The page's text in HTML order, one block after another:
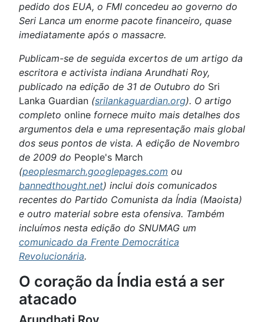
pedido dos EUA, o FMI concedeu ao governo do
Seri Lanca um enorme pacote financeiro, quase
imediatamente após o massacre.
Publicam-se de seguida excertos de um artigo da
escritora e activista indiana Arundhati Roy,
publicado na edição de 31 de Outubro do Sri
Lanka Guardian (srilankaguardian.org). O artigo
completo online fornece muito mais detalhes dos
argumentos dela e uma representação mais global
dos seus pontos de vista. A edição de Novembro
de 2009 do People's March
(peoplesmarch.googlepages.com ou
bannedthought.net) inclui dois comunicados
recentes do Partido Comunista da Índia (Maoista)
e outro material sobre esta ofensiva. Também
incluímos nesta edição do SNUMAG um
comunicado da Frente Democrática
Revolucionária.
O coração da Índia está a ser
atacado